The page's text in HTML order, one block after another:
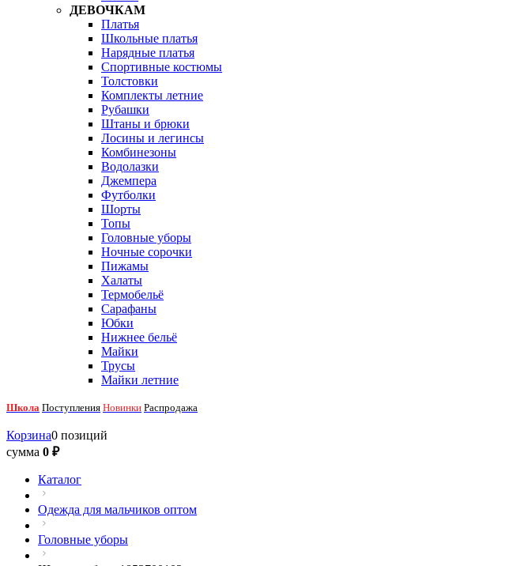
ДЕВОЧКАМ
Платья
Школьные платья
Нарядные платья
Спортивные костюмы
Толстовки
Комплекты летние
Рубашки
Штаны и брюки
Лосины и легинсы
Комбинезоны
Водолазки
Джемпера
Футболки
Шорты
Топы
Головные уборы
Ночные сорочки
Пижамы
Халаты
Термобельё
Сарафаны
Юбки
Нижнее бельё
Майки
Трусы
Майки летние
Школа Поступления Новинки Распродажа
Корзина0 позиций
сумма 0 ₽
Каталог
Одежда для мальчиков оптом
Головные уборы